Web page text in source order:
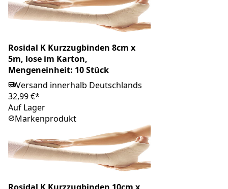
Rosidal K Kurzzugbinden 8cm x
5m, lose im Karton,
Mengeneinheit: 10 Stück
Versand innerhalb Deutschlands
32,99 €*
Auf Lager
Markenprodukt